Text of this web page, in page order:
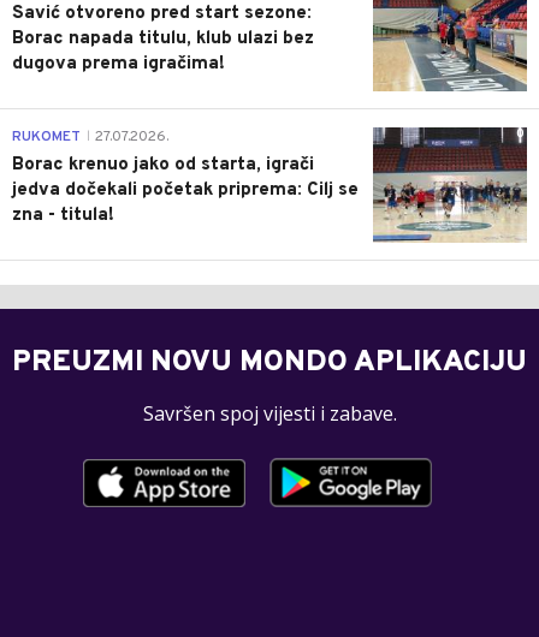
Savić otvoreno pred start sezone:
Borac napada titulu, klub ulazi bez
dugova prema igračima!
0
RUKOMET 27.07.2026.
Borac krenuo jako od starta, igrači
jedva dočekali početak priprema: Cilj se
zna - titula!
PREUZMI NOVU MONDO APLIKACIJU
Savršen spoj vijesti i zabave.